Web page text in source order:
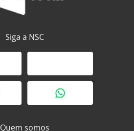
Siga a NSC
Quem somos